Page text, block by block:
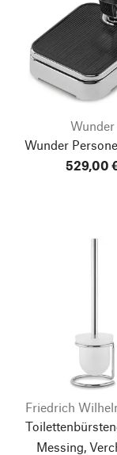
Wunder
Wunder
529,00
Friedrich
Messing,